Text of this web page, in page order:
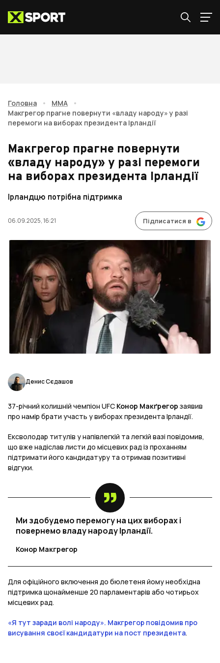
Головна • ММА
•
Макгрегор прагне повернути «владу народу» у разі
перемоги на виборах президента Ірландії
Макгрегор прагне повернути
«владу народу» у разі перемоги
на виборах президента Ірландії
Ірландцю потрібна підтримка
06.09.2025, 16:21 Підписатися в
Денис Сєдашов
37-річний колишній чемпіон UFC Конор Макґрегор заявив
про намір брати участь у виборах президента Ірландії.
Ексволодар титулів у напівлегкій та легкій вазі повідомив,
що вже надіслав листи до місцевих рад із проханням
підтримати його кандидатуру та отримав позитивні
відгуки.
Ми здобудемо перемогу на цих виборах і
повернемо владу народу Ірландії.
Конор Макгрегор
Для офіційного включення до бюлетеня йому необхідна
підтримка щонайменше 20 парламентарів або чотирьох
місцевих рад.
«Я тут заради волі народу». Макгрегор повідомив про
висування своєї кандидатури на пост президента.